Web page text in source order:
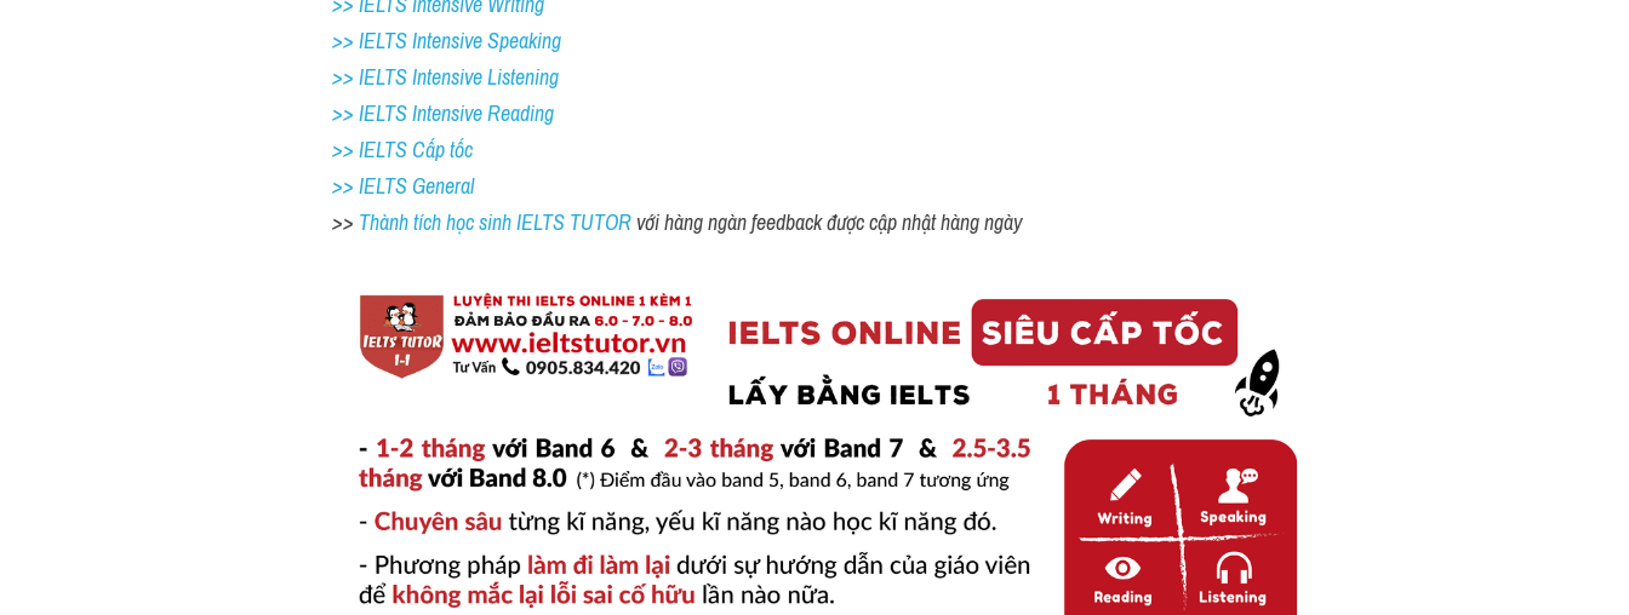
>> IELTS Intensive Speaking
>> IELTS Intensive Listening
>> IELTS Intensive Reading
>> IELTS Cấp tốc
>> IELTS General
>> Thành tích học sinh IELTS TUTOR với hàng ngàn feedback được cập nhật hàng ngày